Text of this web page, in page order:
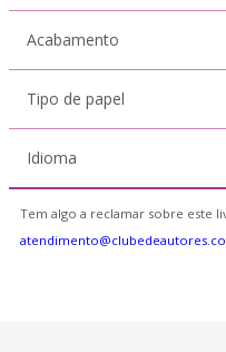
Acabamento
Tipo de papel
Idioma
Tem algo a reclamar sobre este